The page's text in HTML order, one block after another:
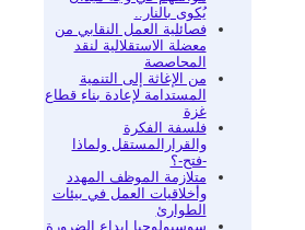
يُكوى بالنار..
فصائلية العمل النقابي من
معضلة الاستقلالية لنقد
المحاصصة
من الإغاثة إلى التنمية
المستدامة لإعادة بناء قطاع
غزة
فلسفة الفكرة
والقرارالمستقل ولماذا
-فتح-؟
متلازمة الموظف المهدد
وأخلاقيات العمل في بيئات
الطوارئ
سوسيولوجيا إبداع الضرورة